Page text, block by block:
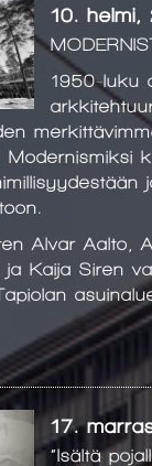
10. helmi,
1950-luku
Modernismiksi
Alvar Aalto,
Kaija Siren
17.
”Isältä